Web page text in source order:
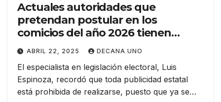
Actuales autoridades que
pretendan postular en los
comicios del año 2026 tienen
prohibido usar la publicidad
estatal para su propio beneficio,
advierte especialista
ABRIL 22, 2025 DECANA UNO
El especialista en legislación electoral, Luis
Espinoza, recordó que toda publicidad estatal
está prohibida de realizarse, puesto que ya se…